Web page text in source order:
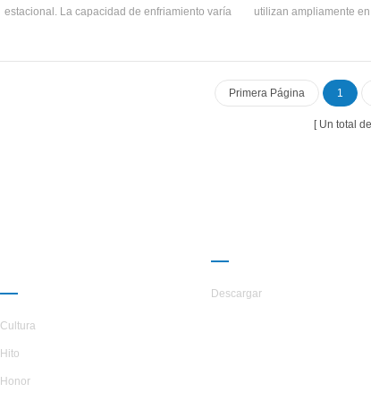
combinan
estacional. La capacidad de enfriamiento varía
capacidad de calefacción varía de 350kw a
950kw, y los rangos de temperatura del agua
caliente de salida de 45 ° C hasta 50 ° C .
utilizan ampliamente
estática causado
como en otros
evaporación puede
temperatura media
Primera Página 1
Un total de
Cultura
Hito
Honor
Descargar